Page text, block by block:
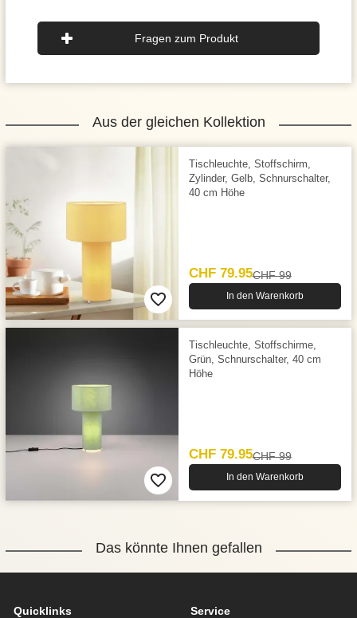
Fragen zum Produkt
Aus der gleichen Kollektion
Tischleuchte, Stoffschirm,
Zylinder, Gelb, Schnurschalter,
40 cm Höhe
CHF 79.95CHF 99
In den Warenkorb
Tischleuchte, Stoffschirme,
Grün, Schnurschalter, 40 cm
Höhe
CHF 79.95CHF 99
In den Warenkorb
Das könnte Ihnen gefallen
Quicklinks Service